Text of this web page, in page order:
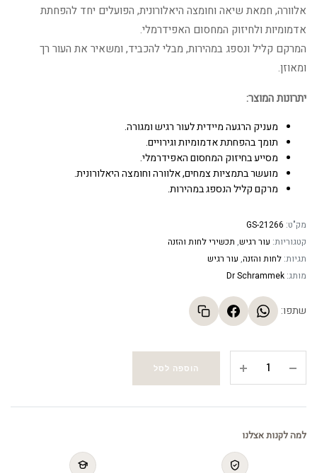
אלוורה, חמאת שיאה וחומצה היאלורונית, הפועלים יחד להפחתת
אדמומיות ולחיזוק המחסום האפידרמלי.
המרקם קליל ונספג במהירות, מבלי להכביד, ומשאיר את העור רך
ומאוזן.
יתרונות המוצר:
מעניק הרגעה מיידית לעור רגיש ומגורה.
תומך בהפחתת אדמומיות וגירויים.
מסייע בחיזוק המחסום האפידרמלי.
מועשר בתמציות צמחים, אלוורה וחומצה היאלורונית.
מרקם קליל הנספג במהירות.
מק"ט: GS-21266
קטגוריות: עור רגיש, תכשירי לחות והזנה
תגיות: לחות והזנה, עור רגיש
מותג: Dr Schrammek
שתפו:
הרגעה
לעור
Soothing
הוספה לסל
למה לקנות אצלנו